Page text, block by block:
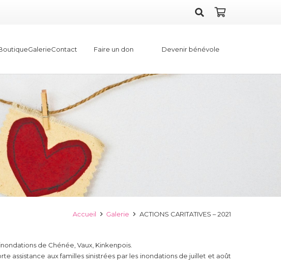
GalerieContact Faire un don Devenir bénévole
Accueil Galerie ACTIONS CARITATIVES – 2021
de Chénée, Vaux, Kinkenpois.
assistance aux familles sinistrées par les inondations de juillet et août